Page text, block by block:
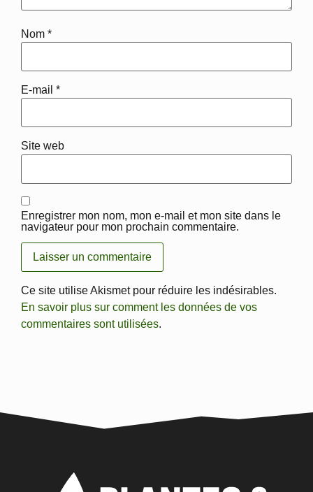
Nom *
E-mail *
Site web
Enregistrer mon nom, mon e-mail et mon site dans le
navigateur pour mon prochain commentaire.
Ce site utilise Akismet pour réduire les indésirables.
En savoir plus sur comment les données de vos
commentaires sont utilisées.